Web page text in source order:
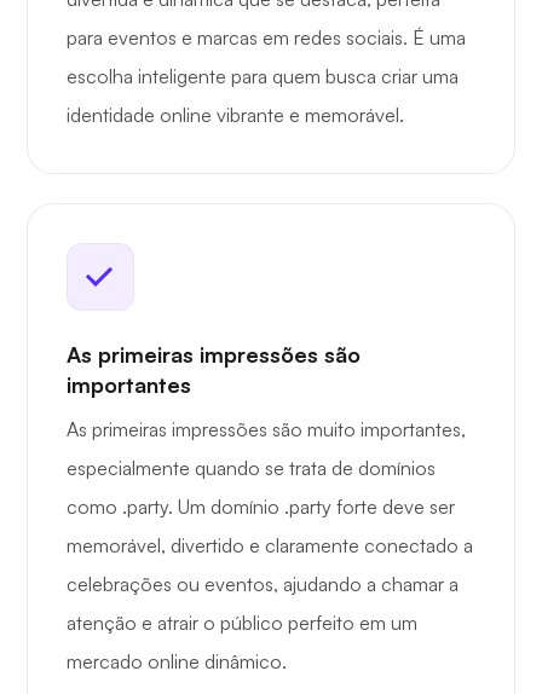
para eventos e marcas em redes sociais. É uma
escolha inteligente para quem busca criar uma
identidade online vibrante e memorável.
As primeiras impressões são
importantes
As primeiras impressões são muito importantes,
especialmente quando se trata de domínios
como .party. Um domínio .party forte deve ser
memorável, divertido e claramente conectado a
celebrações ou eventos, ajudando a chamar a
atenção e atrair o público perfeito em um
mercado online dinâmico.